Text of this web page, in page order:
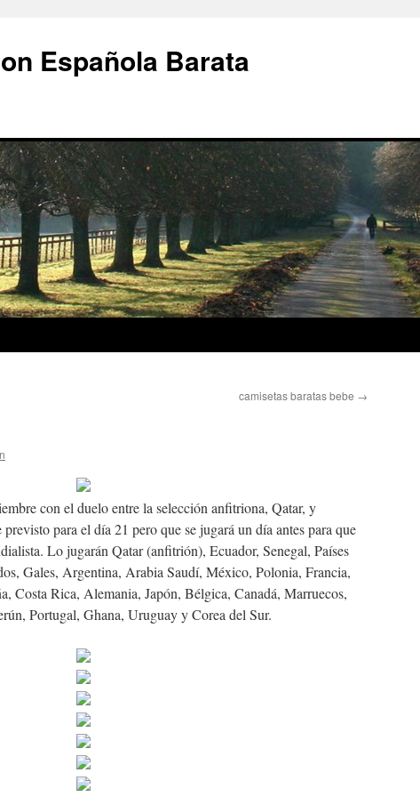
Española Barata
camisetas baratas bebe →
con el duelo entre la selección anfitriona, Qatar, y
para el día 21 pero que se jugará un día antes para que
Lo jugarán Qatar (anfitrión), Ecuador, Senegal, Países
Gales, Argentina, Arabia Saudí, México, Polonia, Francia,
Costa Rica, Alemania, Japón, Bélgica, Canadá, Marruecos,
Portugal, Ghana, Uruguay y Corea del Sur.